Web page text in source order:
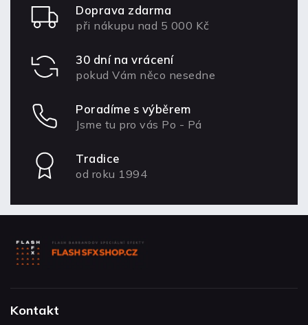
Doprava zdarma
při nákupu nad 5 000 Kč
30 dní na vrácení
pokud Vám něco nesedne
Poradíme s výběrem
Jsme tu pro vás Po - Pá
Tradice
od roku 1994
Kontakt